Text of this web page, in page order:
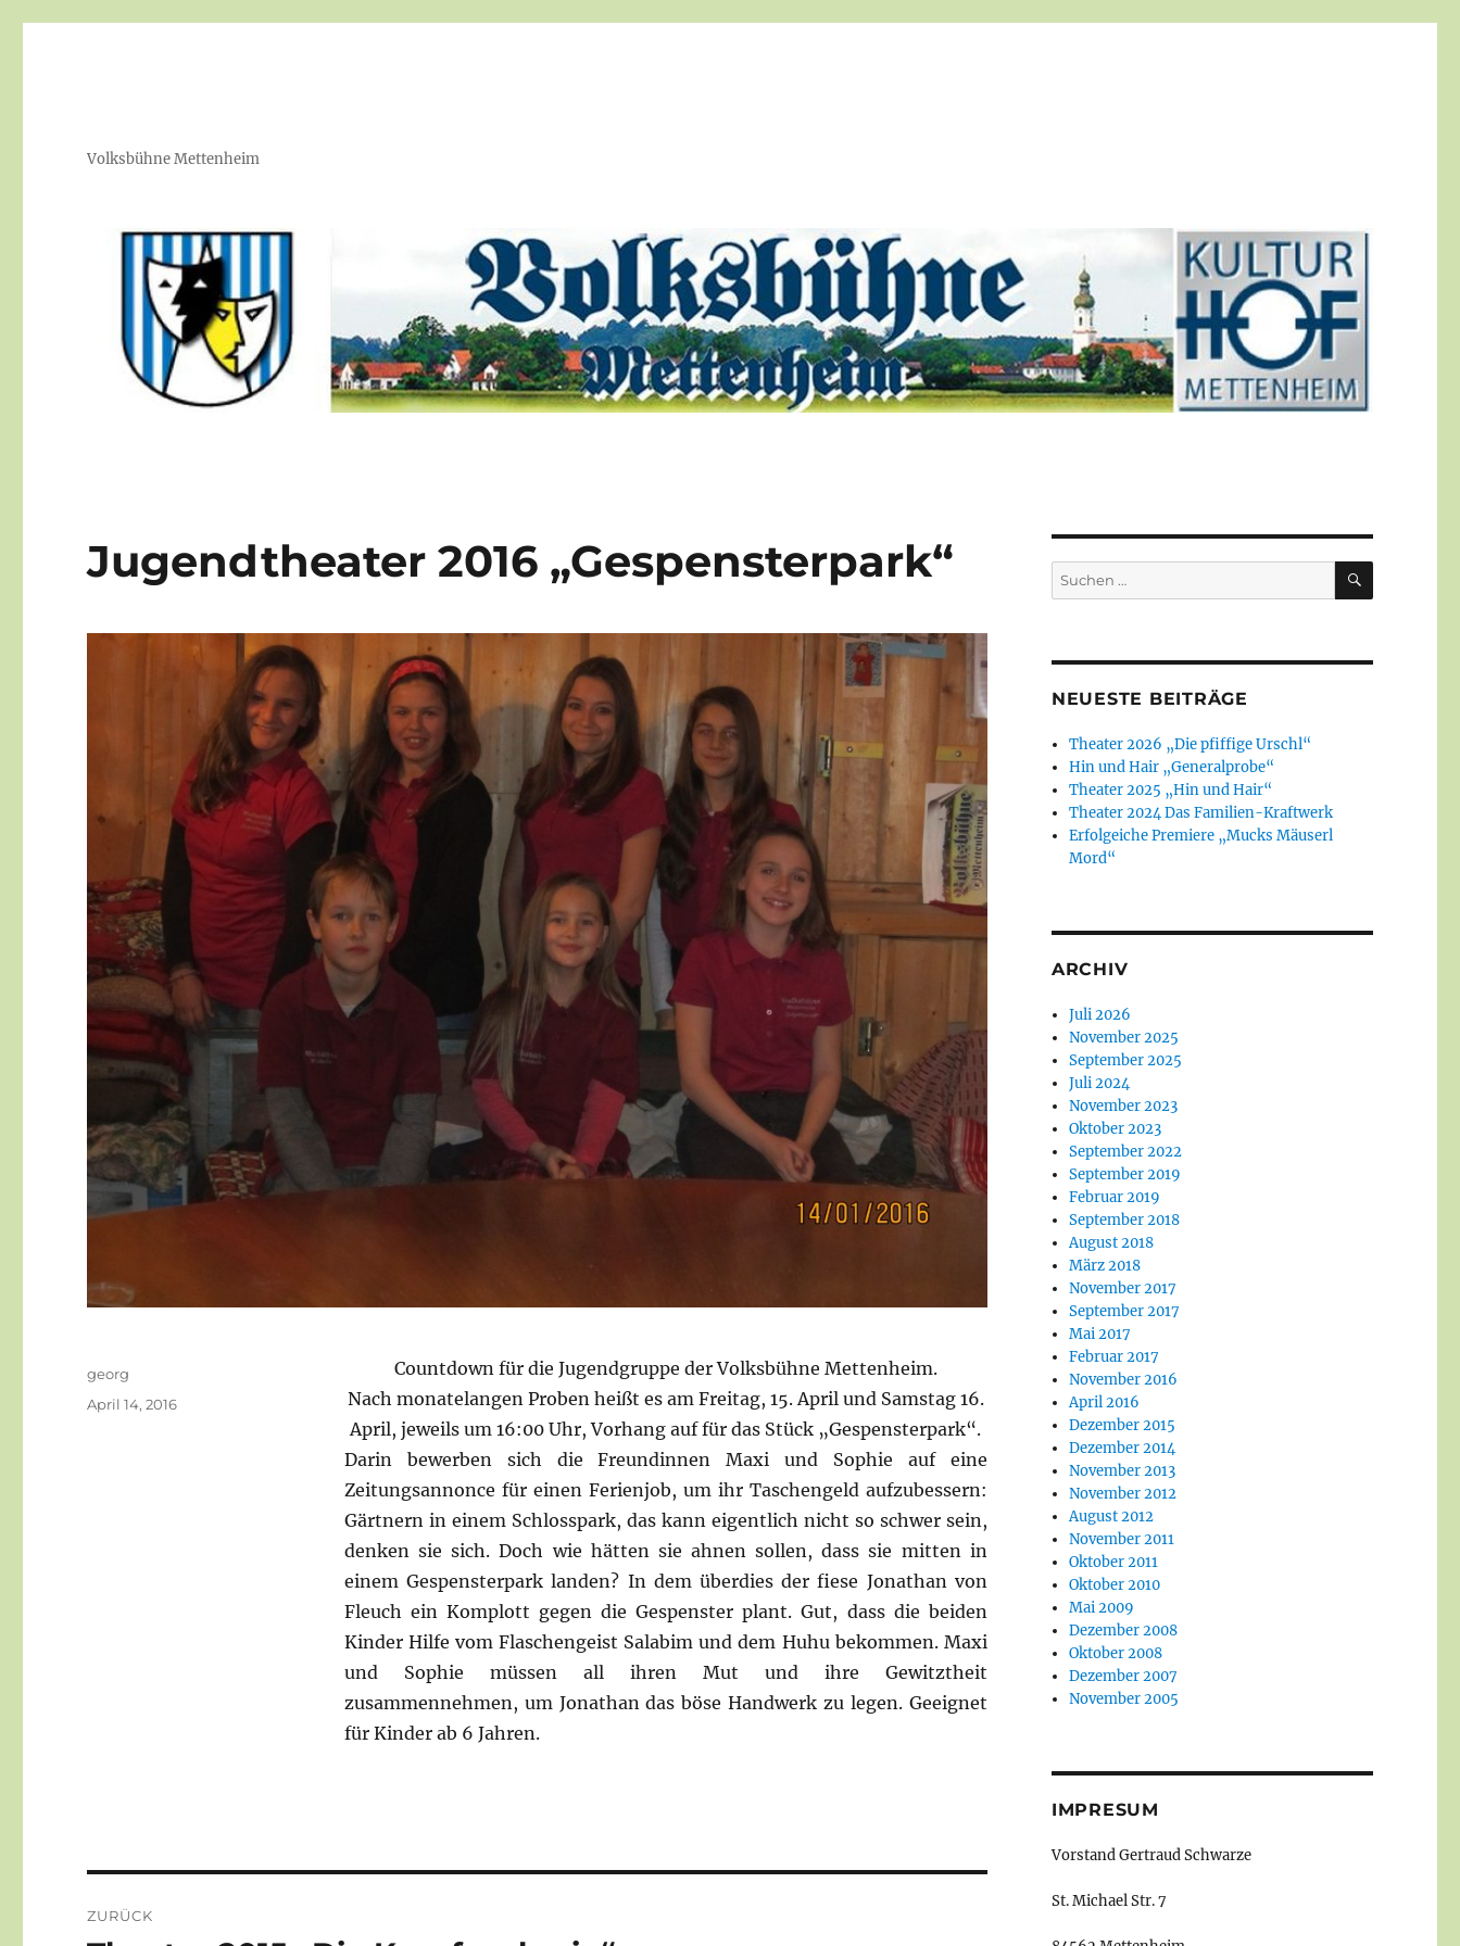
Volksbühne Mettenheim
Jugendtheater 2016 „Gespensterpark“
Countdown für die Jugendgruppe der Volksbühne Mettenheim.
Nach monatelangen Proben heißt es am Freitag, 15. April und Samstag 16.
April, jeweils um 16:00 Uhr, Vorhang auf für das Stück „Gespensterpark“.
Darin bewerben sich die Freundinnen Maxi und Sophie auf eine
Zeitungsannonce für einen Ferienjob, um ihr Taschengeld aufzubessern:
Gärtnern in einem Schlosspark, das kann eigentlich nicht so schwer sein,
denken sie sich. Doch wie hätten sie ahnen sollen, dass sie mitten in
einem Gespensterpark landen? In dem überdies der fiese Jonathan von
Fleuch ein Komplott gegen die Gespenster plant. Gut, dass die beiden
Kinder Hilfe vom Flaschengeist Salabim und dem Huhu bekommen. Maxi
und Sophie müssen all ihren Mut und ihre Gewitztheit
zusammennehmen, um Jonathan das böse Handwerk zu legen. Geeignet
für Kinder ab 6 Jahren.
Autor
georg
Veröffentlicht
April 14, 2016
ZURÜCK
Suchen
nach:
SUCHEN
NEUESTE BEITRÄGE
Theater 2026 „Die pfiffige Urschl“
Hin und Hair „Generalprobe“
Theater 2025 „Hin und Hair“
Theater 2024 Das Familien-Kraftwerk
Erfolgeiche Premiere „Mucks Mäuserl
Mord“
ARCHIV
Juli 2026
November 2025
September 2025
Juli 2024
November 2023
Oktober 2023
September 2022
September 2019
Februar 2019
September 2018
August 2018
März 2018
November 2017
September 2017
Mai 2017
Februar 2017
November 2016
April 2016
Dezember 2015
Dezember 2014
November 2013
November 2012
August 2012
November 2011
Oktober 2011
Oktober 2010
Mai 2009
Dezember 2008
Oktober 2008
Dezember 2007
November 2005
IMPRESUM
Vorstand Gertraud Schwarze
St. Michael Str. 7